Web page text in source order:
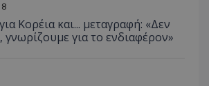
Κορέια και... μεταγραφή: «Δεν
γνωρίζουμε για το ενδιαφέρον»